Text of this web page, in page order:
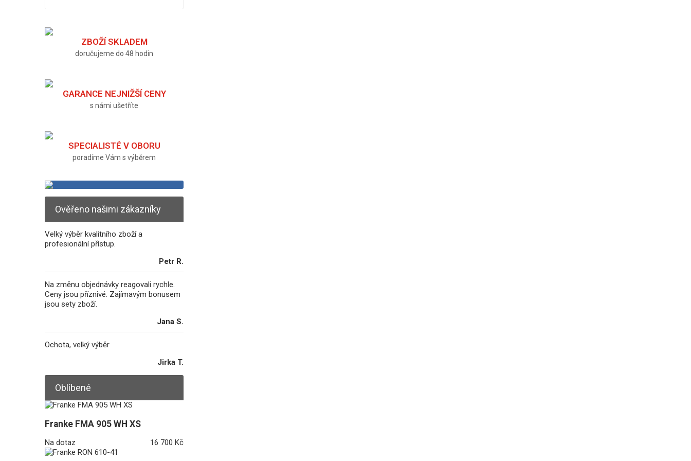
ZBOŽÍ SKLADEM
doručujeme do 48 hodin
GARANCE NEJNIŽŠÍ CENY
s námi ušetříte
SPECIALISTÉ V OBORU
poradíme Vám s výběrem
Ověřeno našimi zákazníky
Velký výběr kvalitního zboží a
profesionální přístup.
Petr R.
Na změnu objednávky reagovali rychle.
Ceny jsou příznivé. Zajímavým bonusem
jsou sety zboží.
Jana S.
Ochota, velký výběr
Jirka T.
Oblíbené
Franke FMA 905 WH XS
Na dotaz 16 700 Kč